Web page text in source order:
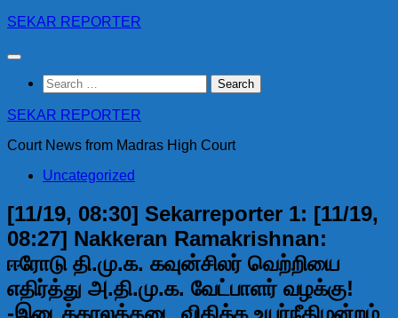
Skip
content
SEKAR REPORTER
Search
for:
SEKAR REPORTER
Court News from Madras High Court
Uncategorized
[11/19, 08:30] Sekarreporter 1: [11/19,
08:27] Nakkeran Ramakrishnan:
ஈரோடு தி.மு.க. கவுன்சிலர் வெற்றியை
எதிர்த்து அ.தி.மு.க. வேட்பாளர் வழக்கு!
-இடைக்காலத்தடை விதிக்க உயர்நீதிமன்றம்